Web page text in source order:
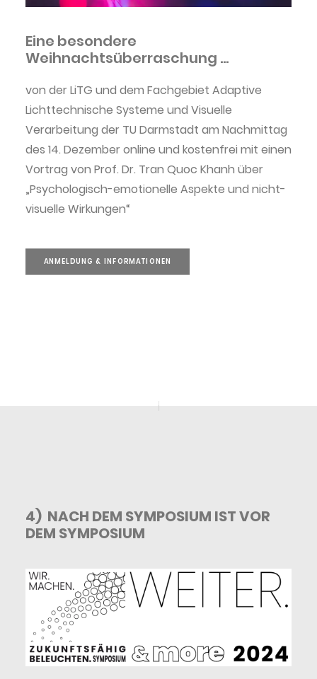
Eine besondere
Weihnachtsüberraschung ...
von der LiTG und dem Fachgebiet Adaptive
Lichttechnische Systeme und Visuelle
Verarbeitung der TU Darmstadt am Nachmittag
des 14. Dezember online und kostenfrei mit einen
Vortrag von Prof. Dr. Tran Quoc Khanh über
„Psychologisch-emotionelle Aspekte und nicht-
visuelle Wirkungen“
ANMELDUNG & INFORMATIONEN
4) NACH DEM SYMPOSIUM IST VOR
DEM SYMPOSIUM